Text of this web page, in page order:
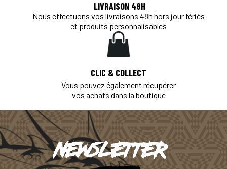
LIVRAISON 48H
Nous effectuons vos livraisons 48h hors jour fériés
et produits personnalisables
CLIC & COLLECT
Vous pouvez également récupérer
vos achats dans la boutique
Newsletter